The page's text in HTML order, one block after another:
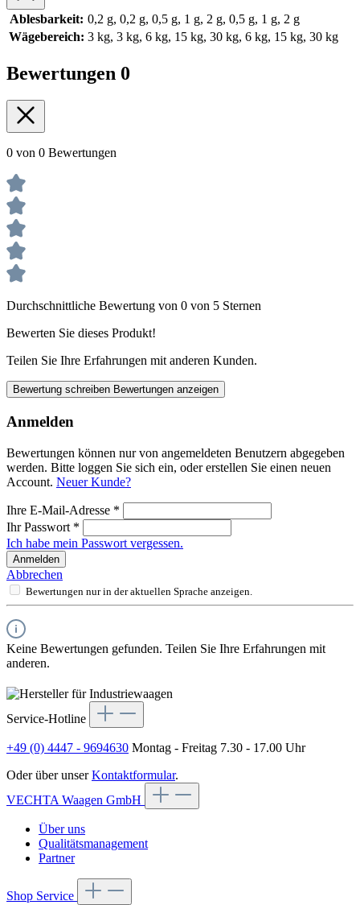
Ablesbarkeit: 0,2 g, 0,2 g, 0,5 g, 1 g, 2 g, 0,5 g, 1 g, 2 g
Wägebereich: 3 kg, 3 kg, 6 kg, 15 kg, 30 kg, 6 kg, 15 kg, 30 kg
Bewertungen 0
0 von 0 Bewertungen
Durchschnittliche Bewertung von 0 von 5 Sternen
Bewerten Sie dieses Produkt!
Teilen Sie Ihre Erfahrungen mit anderen Kunden.
Bewertung schreiben Bewertungen anzeigen
Anmelden
Bewertungen können nur von angemeldeten Benutzern abgegeben
werden. Bitte loggen Sie sich ein, oder erstellen Sie einen neuen
Account. Neuer Kunde?
Ihre E-Mail-Adresse *
Ihr Passwort *
Ich habe mein Passwort vergessen.
Anmelden
Abbrechen
Bewertungen nur in der aktuellen Sprache anzeigen.
Keine Bewertungen gefunden. Teilen Sie Ihre Erfahrungen mit
anderen.
Service-Hotline
+49 (0) 4447 - 9694630 Montag - Freitag 7.30 - 17.00 Uhr
Oder über unserKontaktformular.
VECHTA Waagen GmbH
Über uns
Qualitätsmanagement
Partner
Shop Service